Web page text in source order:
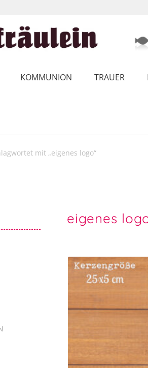
KOMMUNION TRAUER
mit „eigenes logo“
eigenes